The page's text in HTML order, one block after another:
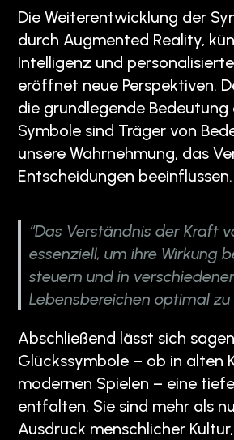
Die Weiterentwicklung der
durch Augmented Reality,
Intelligenz und
eröffnet neue Perspektiven.
die grundlegende Bedeutung
Symbole sind Träger von
unsere Wahrnehmung, das
Entscheidungen beeinflussen.
“Das Verständnis der Kraft
essenziell, um ihre Wirkung
steuern und in
Lebensbereichen optimal zu
Abschließend lässt sich
Glückssymbole – ob in alten
modernen Spielen – eine
entfalten. Sie sind mehr als
Ausdruck menschlicher Kultur,